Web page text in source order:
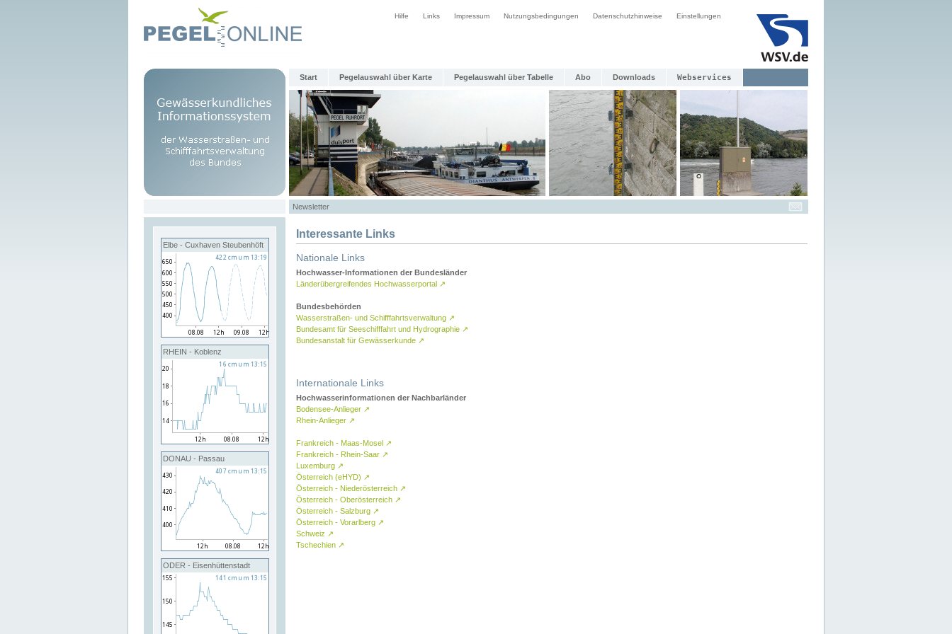
Hilfe Links Impressum Nutzungsbedingungen Datenschutzhinweise Einstellungen
Start Pegelauswahl über Karte Pegelauswahl über Tabelle Abo Downloads Webservices
Newsletter
Elbe - Cuxhaven Steubenhöft
RHEIN - Koblenz
DONAU - Passau
ODER - Eisenhüttenstadt
Interessante Links
Nationale Links
Hochwasser-Informationen der Bundesländer
Länderübergreifendes Hochwasserportal ↗
Bundesbehörden
Wasserstraßen- und Schifffahrtsverwaltung ↗
Bundesamt für Seeschifffahrt und Hydrographie ↗
Bundesanstalt für Gewässerkunde ↗
Internationale Links
Hochwasserinformationen der Nachbarländer
Bodensee-Anlieger ↗
Rhein-Anlieger ↗
Frankreich - Maas-Mosel ↗
Frankreich - Rhein-Saar ↗
Luxemburg ↗
Österreich (eHYD) ↗
Österreich - Niederösterreich ↗
Österreich - Oberösterreich ↗
Österreich - Salzburg ↗
Österreich - Vorarlberg ↗
Schweiz ↗
Tschechien ↗